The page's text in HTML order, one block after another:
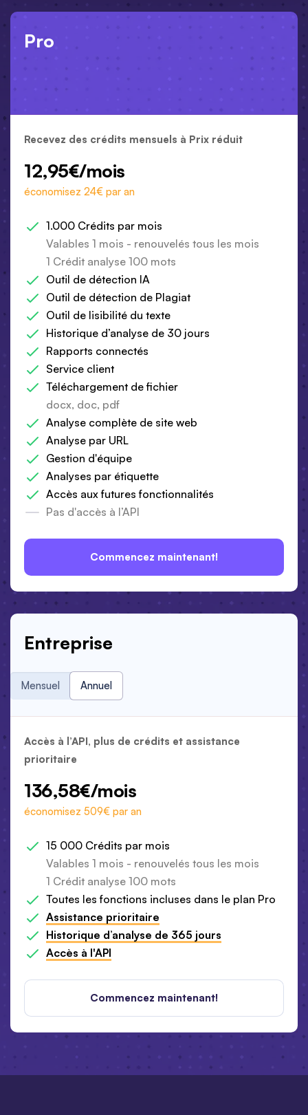
Pro
Recevez des crédits mensuels à Prix réduit
12,95€/mois
économisez 24€ par an
1.000 Crédits par mois
Valables 1 mois - renouvelés tous les mois
1 Crédit analyse 100 mots
Outil de détection IA
Outil de détection de Plagiat
Outil de lisibilité du texte
Historique d’analyse de 30 jours
Rapports connectés
Service client
Téléchargement de fichier
docx, doc, pdf
Analyse complète de site web
Analyse par URL
Gestion d'équipe
Analyses par étiquette
Accès aux futures fonctionnalités
Pas d'accès à l’API
Commencez maintenant!
Entreprise
Accès à l’API, plus de crédits et assistance
prioritaire
136,58€/mois
économisez 509€ par an
15 000 Crédits par mois
Valables 1 mois - renouvelés tous les mois
1 Crédit analyse 100 mots
Toutes les fonctions incluses dans le plan Pro
Assistance prioritaire
Historique d’analyse de 365 jours
Accès à l'API
Commencez maintenant!
Mensuel Annuel